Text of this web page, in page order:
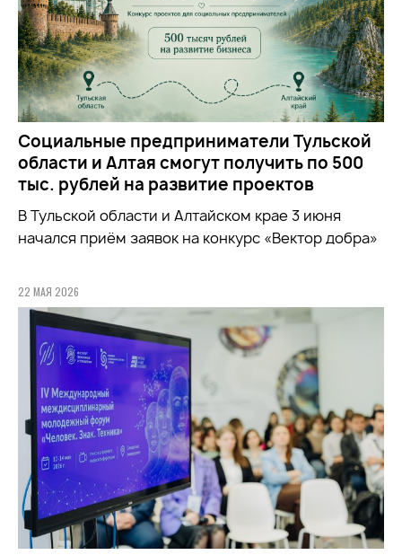
Социальные предприниматели Тульской
области и Алтая смогут получить по 500
тыс. рублей на развитие проектов
В Тульской области и Алтайском крае 3 июня
начался приём заявок на конкурс «Вектор добра»
22 МАЯ 2026